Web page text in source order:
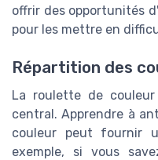
offrir des opportunités
pour les mettre en
Répartition des
La roulette de
central. Apprendre à
couleur peut fournir
exemple, si vous